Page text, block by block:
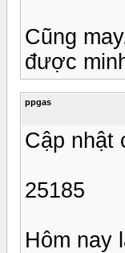
Cũng
được
ppgas
Cập nhật
25185
Hôm nay